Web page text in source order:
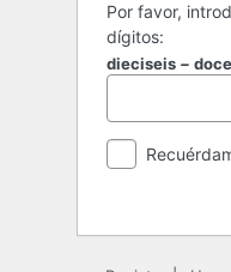
Por favor,
dígitos:
dieciseis −